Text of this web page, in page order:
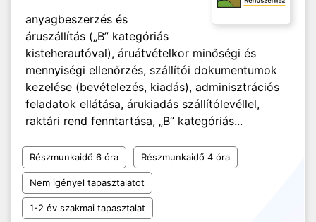
anyagbeszerzés és
áruszállítás („B” kategóriás
kisteherautóval), áruátvételkor minőségi és
mennyiségi ellenőrzés, szállítói dokumentumok
kezelése (bevételezés, kiadás), adminisztrációs
feladatok ellátása, árukiadás szállítólevéllel,
raktári rend fenntartása, „B” kategóriás...
Részmunkaidő 6 óra Részmunkaidő 4 óra
Nem igényel tapasztalatot
1-2 év szakmai tapasztalat